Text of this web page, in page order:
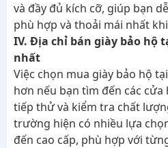
và đầy đủ kích cỡ, giúp bạn
phù hợp và thoải mái nhất
IV. Địa chỉ bán giày bảo hộ
nhất
Việc chọn mua giày bảo hộ
hơn nếu bạn tìm đến các
tiếp thử và kiểm tra chất
trường hiện có nhiều lựa
đến cao cấp, phù hợp với